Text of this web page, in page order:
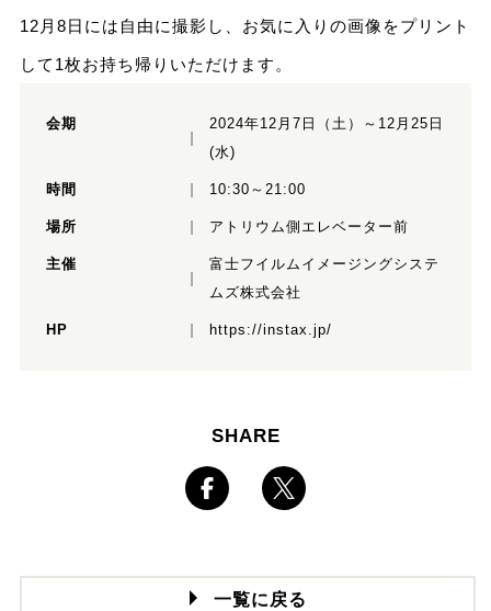
12月8日には自由に撮影し、お気に入りの画像をプリント
して1枚お持ち帰りいただけます。
会期
2024年12月7日（土）～12月25日
(水)
時間 10:30～21:00
場所 アトリウム側エレベーター前
主催
富士フイルムイメージングシステ
ムズ株式会社
HP https://instax.jp/
SHARE
一覧に戻る